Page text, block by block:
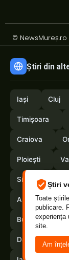
Știri
Toate
publicare.
experiența
site.
Am
©
Știri din
Iași Cluj
Timișoara
Craiova
Ploiești
Sibiu
Arges
Buzau
Dambovita